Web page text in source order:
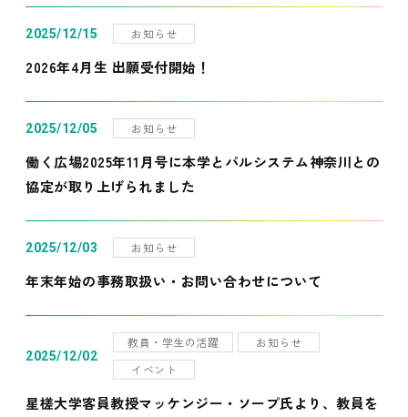
2025/12/15 お知らせ
2026年4月生 出願受付開始！
2025/12/05 お知らせ
働く広場2025年11月号に本学とパルシステム神奈川との
協定が取り上げられました
2025/12/03 お知らせ
年末年始の事務取扱い・お問い合わせについて
2025/12/02
教員・学生の活躍
お知らせ
イベント
星槎大学客員教授マッケンジー・ソープ氏より、教員を